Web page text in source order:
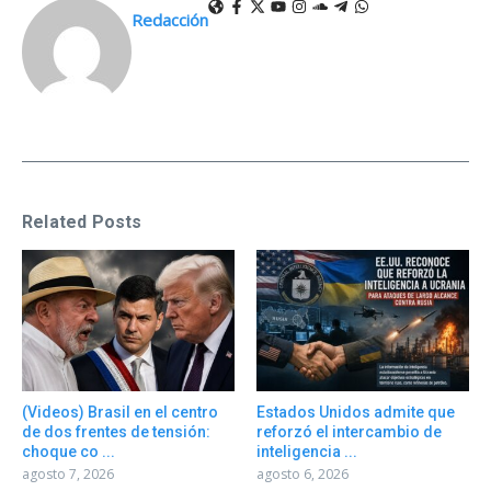
Redacción
Related Posts
(Videos) Brasil en el centro
de dos frentes de tensión:
choque co ...
agosto 7, 2026
Estados Unidos admite que
reforzó el intercambio de
inteligencia ...
agosto 6, 2026